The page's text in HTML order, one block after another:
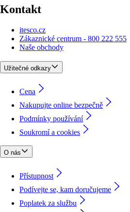
Kontakt
itesco.cz
Zákaznické centrum - 800 222 555
Naše obchody
Užitečné odkazy
Cena
Nakupujte online bezpečně
Podmínky používání
Soukromí a cookies
O nás
Přístupnost
Podívejte se, kam doručujeme
Poplatek za službu